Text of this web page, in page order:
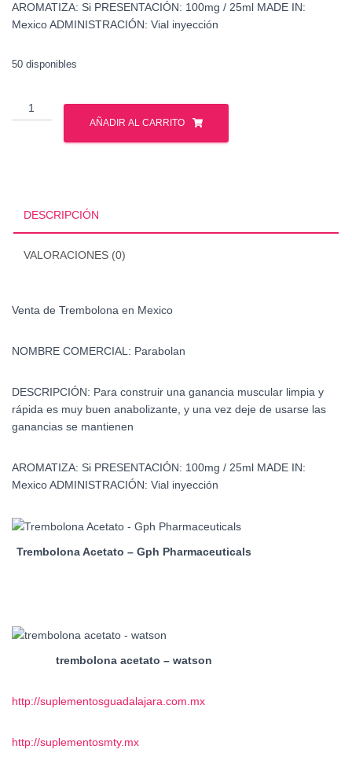
AROMATIZA: Si PRESENTACIÓN: 100mg / 25ml MADE IN:
MexicoADMINISTRACIÓN: Vial inyección
50 disponibles
Venta
de
Trembolona
AÑADIR AL CARRITO
DESCRIPCIÓN
VALORACIONES (0)
Venta de Trembolona en Mexico
NOMBRE COMERCIAL: Parabolan
DESCRIPCIÓN: Para construir una ganancia muscular limpia y
rápida es muy buen anabolizante, y una vez deje de usarse las
ganancias se mantienen
AROMATIZA: Si PRESENTACIÓN: 100mg / 25ml MADE IN:
MexicoADMINISTRACIÓN: Vial inyección
Trembolona Acetato – Gph Pharmaceuticals
trembolona acetato – watson
http://suplementosguadalajara.com.mx
http://suplementosmty.mx